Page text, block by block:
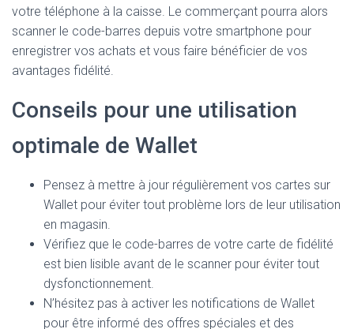
votre téléphone à la caisse. Le commerçant pourra alors
scanner le code-barres depuis votre smartphone pour
enregistrer vos achats et vous faire bénéficier de vos
avantages fidélité.
Conseils pour une utilisation
optimale de Wallet
Pensez à mettre à jour régulièrement vos cartes sur
Wallet pour éviter tout problème lors de leur utilisation
en magasin.
Vérifiez que le code-barres de votre carte de fidélité
est bien lisible avant de le scanner pour éviter tout
dysfonctionnement.
N’hésitez pas à activer les notifications de Wallet
pour être informé des offres spéciales et des